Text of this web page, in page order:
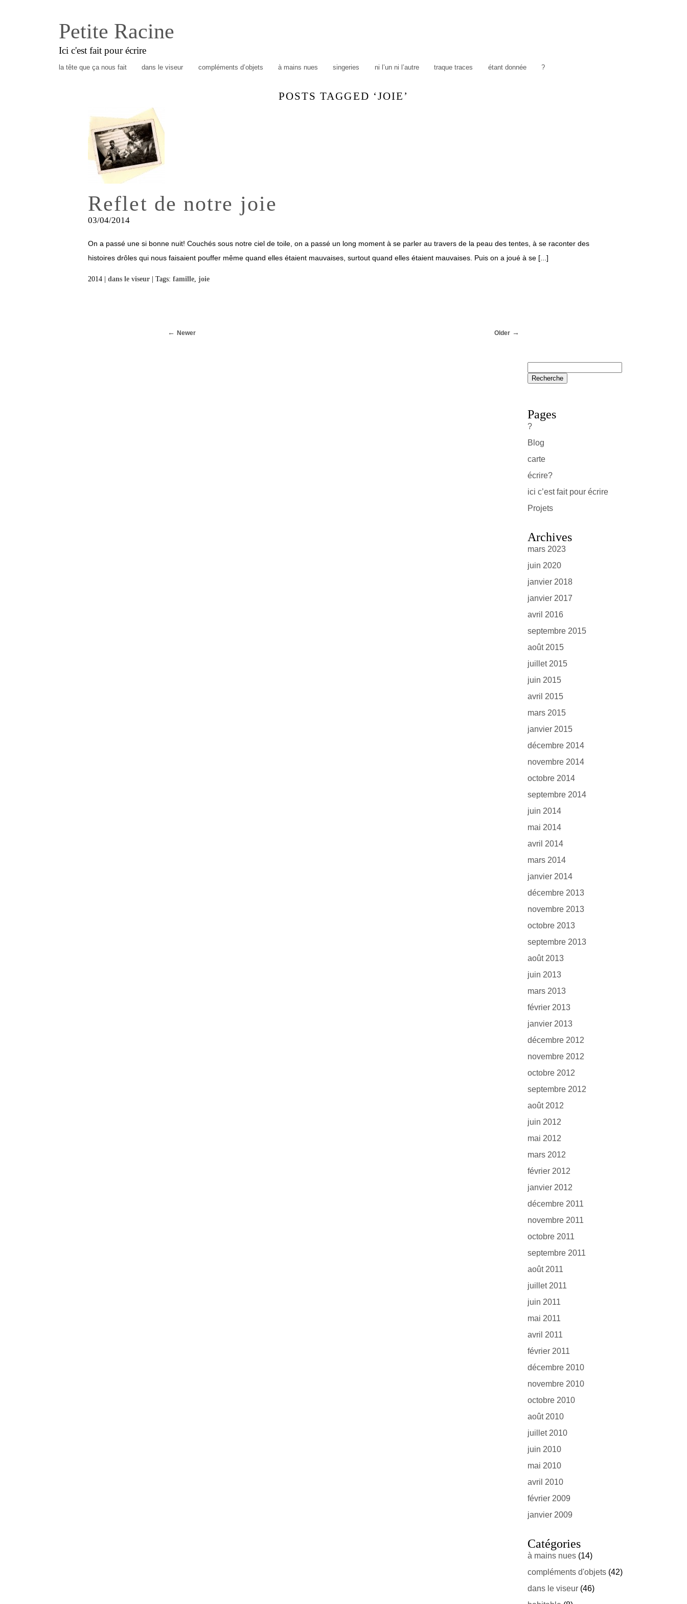
Petite Racine
Ici c'est fait pour écrire
la tête que ça nous fait dans le viseur compléments d’objets à mains nues singeries ni l’un ni l’autre traque traces étant donnée ?
POSTS TAGGED ‘JOIE’
Reflet de notre joie
03/04/2014
On a passé une si bonne nuit! Couchés sous notre ciel de toile, on a passé un long moment à se parler au travers de la peau des tentes, à se raconter des
histoires drôles qui nous faisaient pouffer même quand elles étaient mauvaises, surtout quand elles étaient mauvaises. Puis on a joué à se [...]
2014 | dans le viseur | Tags: famille joie
Newer Older
Pages
?
Blog
carte
écrire?
ici c’est fait pour écrire
Projets
Archives
mars 2023
juin 2020
janvier 2018
janvier 2017
avril 2016
septembre 2015
août 2015
juillet 2015
juin 2015
avril 2015
mars 2015
janvier 2015
décembre 2014
novembre 2014
octobre 2014
septembre 2014
juin 2014
mai 2014
avril 2014
mars 2014
janvier 2014
décembre 2013
novembre 2013
octobre 2013
septembre 2013
août 2013
juin 2013
mars 2013
février 2013
janvier 2013
décembre 2012
novembre 2012
octobre 2012
septembre 2012
août 2012
juin 2012
mai 2012
mars 2012
février 2012
janvier 2012
décembre 2011
novembre 2011
octobre 2011
septembre 2011
août 2011
juillet 2011
juin 2011
mai 2011
avril 2011
février 2011
décembre 2010
novembre 2010
octobre 2010
août 2010
juillet 2010
juin 2010
mai 2010
avril 2010
février 2009
janvier 2009
Catégories
à mains nues (14)
compléments d'objets (42)
dans le viseur (46)